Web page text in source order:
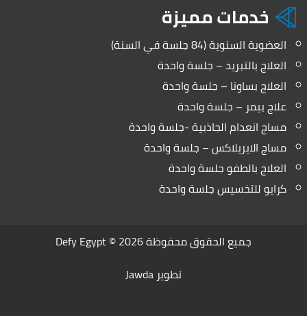
خدمات مميزة
العضوية السنوية (84 جلسة في السنة)
العلاج بالتبريد – جلسة واحدة
العلاج بساونا – جلسة واحدة
علاج بيمر – جلسة واحدة
مساج انعدام الجاذبية -جلسة واحدة
مساج الايريلاكس – جلسة واحدة
العلاج بالطفو جلسة واحدة
كرايو للتخسيس جلسة واحدة
جميع الحقوق محفوظة 2026 ©
Defy Egypt
تطوير Jawda